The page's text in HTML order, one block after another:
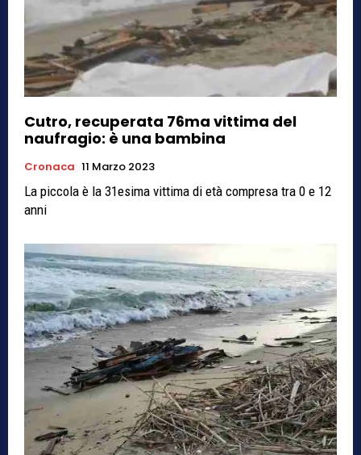
Cutro, recuperata 76ma vittima del
naufragio: è una bambina
Cronaca 11 Marzo 2023
La piccola è la 31esima vittima di età compresa tra 0 e 12
anni